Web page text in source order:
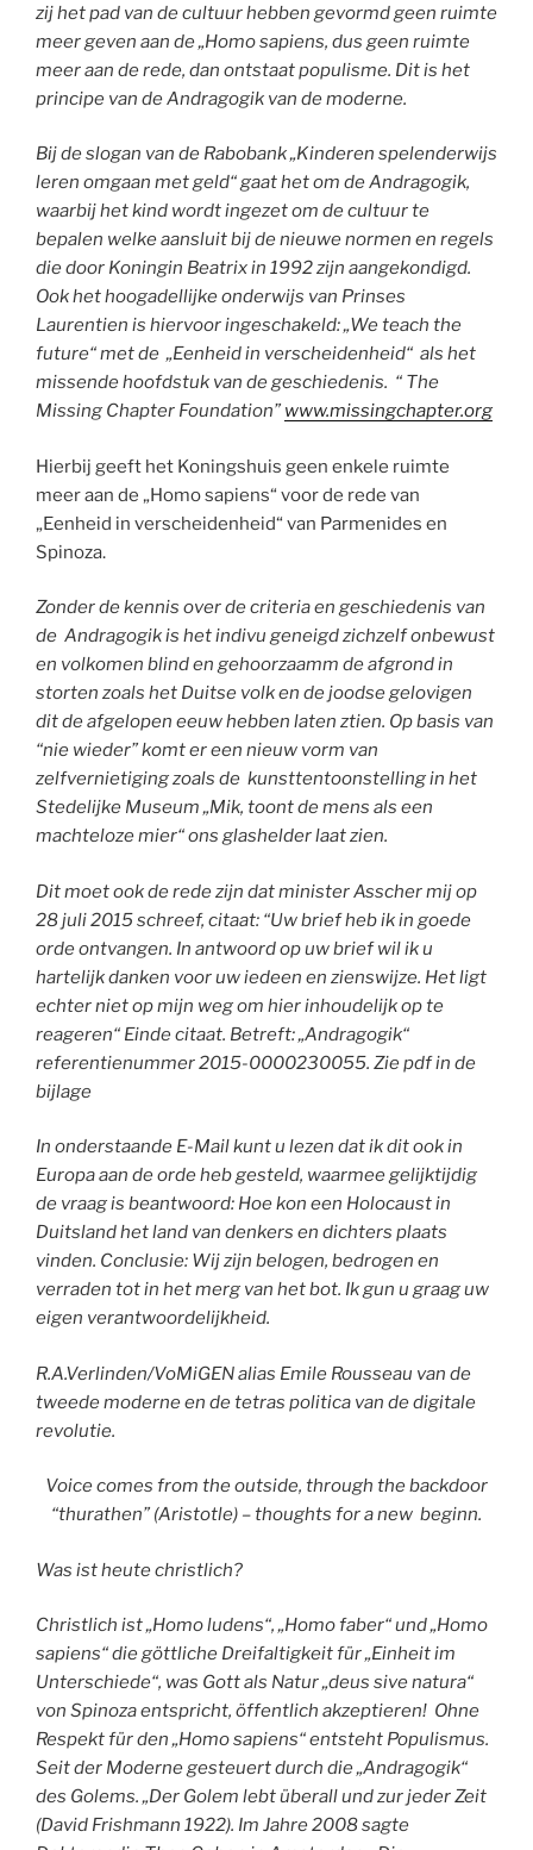
zij het pad van de cultuur hebben gevormd geen ruimte
meer geven aan de „Homo sapiens, dus geen ruimte
meer aan de rede, dan ontstaat populisme. Dit is het
principe van de Andragogik van de moderne.
Bij de slogan van de Rabobank „Kinderen spelenderwijs
leren omgaan met geld“ gaat het om de Andragogik,
waarbij het kind wordt ingezet om de cultuur te
bepalen welke aansluit bij de nieuwe normen en regels
die door Koningin Beatrix in 1992 zijn aangekondigd.
Ook het hoogadellijke onderwijs van Prinses
Laurentien is hiervoor ingeschakeld: „We teach the
future“ met de „Eenheid in verscheidenheid“ als het
missende hoofdstuk van de geschiedenis. “ The
Missing Chapter Foundation” www.missingchapter.org
Hierbij geeft het Koningshuis geen enkele ruimte
meer aan de „Homo sapiens“ voor de rede van
„Eenheid in verscheidenheid“ van Parmenides en
Spinoza.
Zonder de kennis over de criteria en geschiedenis van
de Andragogik is het indivu geneigd zichzelf onbewust
en volkomen blind en gehoorzaamm de afgrond in
storten zoals het Duitse volk en de joodse gelovigen
dit de afgelopen eeuw hebben laten ztien. Op basis van
“nie wieder” komt er een nieuw vorm van
zelfvernietiging zoals de kunsttentoonstelling in het
Stedelijke Museum „Mik, toont de mens als een
machteloze mier“ ons glashelder laat zien.
Dit moet ook de rede zijn dat minister Asscher mij op
28 juli 2015 schreef, citaat: “Uw brief heb ik in goede
orde ontvangen. In antwoord op uw brief wil ik u
hartelijk danken voor uw iedeen en zienswijze. Het ligt
echter niet op mijn weg om hier inhoudelijk op te
reageren“ Einde citaat. Betreft: „Andragogik“
referentienummer 2015-0000230055. Zie pdf in de
bijlage
In onderstaande E-Mail kunt u lezen dat ik dit ook in
Europa aan de orde heb gesteld, waarmee gelijktijdig
de vraag is beantwoord: Hoe kon een Holocaust in
Duitsland het land van denkers en dichters plaats
vinden. Conclusie: Wij zijn belogen, bedrogen en
verraden tot in het merg van het bot. Ik gun u graag uw
eigen verantwoordelijkheid.
R.A.Verlinden/VoMiGEN alias Emile Rousseau van de
tweede moderne en de tetras politica van de digitale
revolutie.
Voice comes from the outside, through the backdoor
“thurathen” (Aristotle) – thoughts for a new beginn.
Was ist heute christlich?
Christlich ist „Homo ludens“, „Homo faber“ und „Homo
sapiens“ die göttliche Dreifaltigkeit für „Einheit im
Unterschiede“, was Gott als Natur „deus sive natura“
von Spinoza entspricht, öffentlich akzeptieren! Ohne
Respekt für den „Homo sapiens“ entsteht Populismus.
Seit der Moderne gesteuert durch die „Andragogik“
des Golems. „Der Golem lebt überall und zur jeder Zeit
(David Frishmann 1922). Im Jahre 2008 sagte